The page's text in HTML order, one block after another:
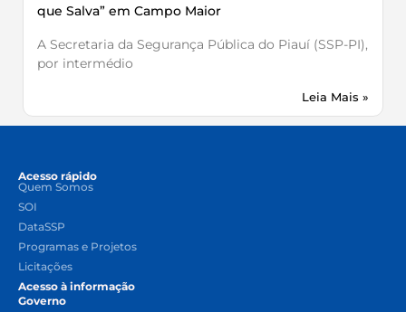
que Salva” em Campo Maior
A Secretaria da Segurança Pública do Piauí (SSP-PI),
por intermédio
Leia Mais »
Acesso rápido
Quem Somos
SOI
DataSSP
Programas e Projetos
Licitações
Acesso à informação
Governo